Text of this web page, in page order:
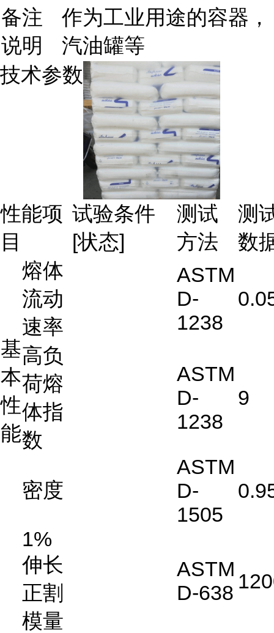
备注
说明
作为工业用途的容器，
汽油罐等
技术参数
性能项
目
试验条件
[状态]
测试
方法
测
数
基
本
性
能
熔体
流动
速率
ASTM
D-
1238
高负
荷熔
体指
数
ASTM
D-
1238
9
密度
ASTM
D-
1505
1%
伸长
正割
模量
ASTM
D-638